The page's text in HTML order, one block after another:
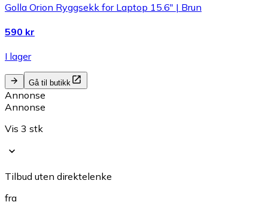
Golla Orion Ryggsekk for Laptop 15.6" | Brun
590 kr
I lager
Gå til butikk
Annonse
Annonse
Vis 3 stk
Tilbud uten direktelenke
fra